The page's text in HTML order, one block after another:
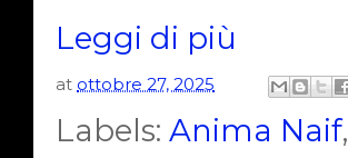
Leggi di più
at ottobre 27, 2025
Labels: Anima Naif,